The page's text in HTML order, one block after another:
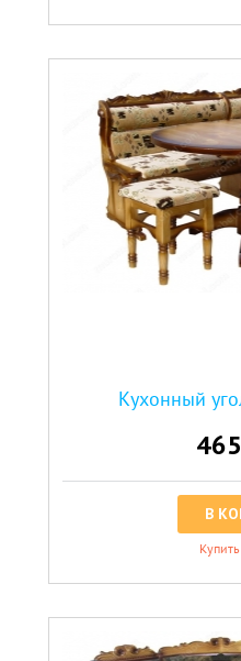
Кухонный
В